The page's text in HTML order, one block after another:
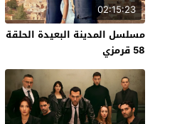
02:15:23
مسلسل المدينة البعيدة الحلقة
58 قرمزي